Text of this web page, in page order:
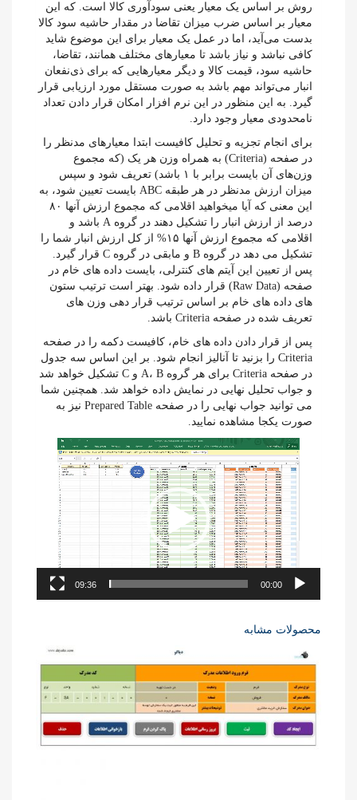
روش بر اساس یک معیار یعنی سودآوری کالا است. که این
معیار بر اساس ضرب میزان تقاضا در مقدار حاشیه سود کالا
بدست می‌آید، اما در عمل یک معیار برای این موضوع شاید
کافی نباشد و نیاز باشد تا معیارهای مختلف همانند، تقاضا،
حاشیه سود، قیمت کالا و دیگر معیارهایی که برای ذی‌نفعان
انبار می‌تواند مهم باشد به صورت مستقل مورد ارزیابی قرار
گیرد. به این منظور در این نرم افزار امکان قرار دادن تعداد
نامحدودی معیار وجود دارد.
برای انجام تجزیه و تحلیل کافیست ابتدا معیارهای مدنظر را
در صفحه (Criteria) به همراه وزن هر یک (که مجموع
وزن‌های آن بایست برابر با ۱ باشد) تعریف شود و سپس
میزان ارزش مدنظر در هر طبقه ABC بایست تعیین شود، به
این معنی که آیا میخواهید اقلامی که مجموع ارزش آنها ۸۰
درصد از ارزش انبار را تشکیل دهند در گروه A باشد و
اقلامی که مجموع ارزش آنها ۱۵% از کل ارزش انبار شما را
تشکیل می دهد در گروه B و مابقی در گروه C قرار گیرد.
پس از تعیین این آیتم های کنترلی، بایست داده های خام در
صفحه (Raw Data) قرار داده شود. بهتر است ترتیب ستون
های داده های خام بر اساس ترتیب قرار دهی وزن های
تعریف شده در صفحه Criteria باشد.
پس از قرار دادن داده های خام، کافیست دکمه را در صفحه
Criteria را بزنید تا آنالیز انجام شود. بر این اساس سه جدول
در صفحه Criteria برای هر گروه A، B و C تشکیل خواهد شد
و جواب تحلیل نهایی در نمایش داده خواهد شد. همچنین شما
می توانید جواب نهایی را در صفحه Prepared Table نیز به
صورت یکجا مشاهده نمایید.
نمایشگر
ویدیو
00:00
09:36
محصولات مشابه